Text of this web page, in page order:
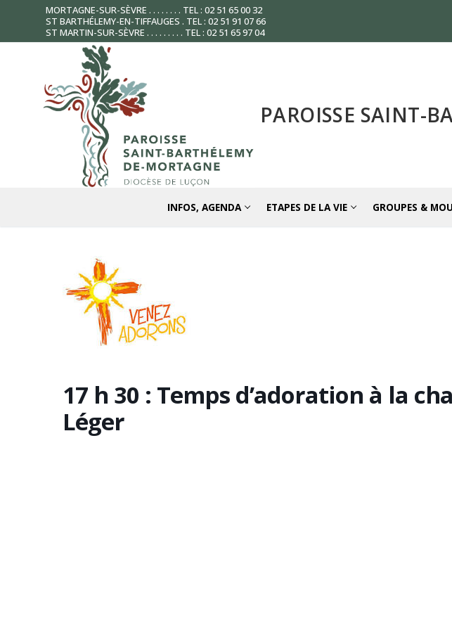
contenu
MORTAGNE-SUR-SÈVRE . . . . . . . . TEL : 02 51 65 00 32
ST BARTHÉLEMY-EN-TIFFAUGES . TEL : 02 51 91 07 66
ST MARTIN-SUR-SÈVRE . . . . . . . . . TEL : 02 51 65 97 04
PAROISSE SAINT-
INFOS, AGENDA ETAPES DE LA VIE GROUPES &
17 h 30 : Temps d’adoration à la
Léger